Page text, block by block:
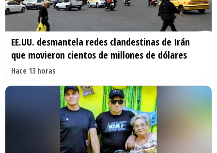
EE.UU. desmantela redes clandestinas de Irán
que movieron cientos de millones de dólares
Hace 13 horas